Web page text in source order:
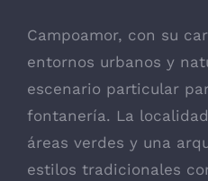
Campoamor, con su
entornos urbanos y
escenario particular
fontanería. La
áreas verdes y una
estilos tradicionales